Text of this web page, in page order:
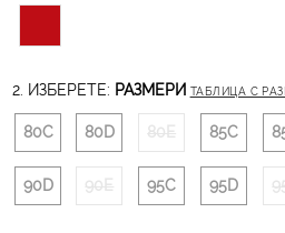
2. ИЗБЕРЕТЕ: РАЗМЕРИ ТАБЛИЦА С
80C 80D 80E 85C
90D 90E 95C 95D